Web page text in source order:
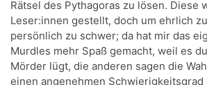
Rätsel des Pythagoras zu lösen. Diese
Leser:innen gestellt, doch um ehrlich
persönlich zu schwer; da hat mir das
Murdles mehr Spaß gemacht, weil es
Mörder lügt, die anderen sagen die
einen angenehmen Schwierigkeitsgrad